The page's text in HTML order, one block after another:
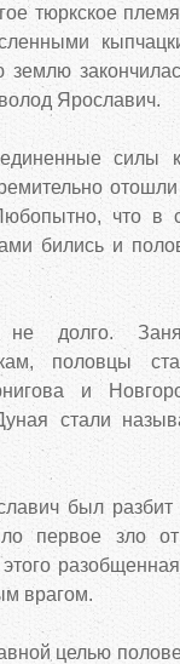
тюркское
землю
Ярославич.
силы
что в
бились и
долго.
половцы
и
стали
был
первое зло
врагом.
целью